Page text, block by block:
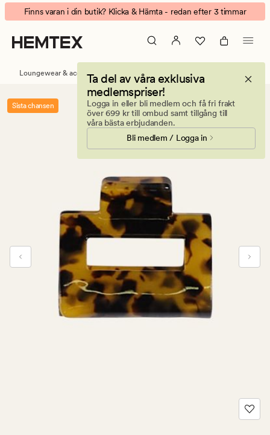
Lea
small
hårklämma
mörkbrun
Animerad
banner.
Klicka
på
att
pausa.
Finns varan i din butik? Klicka & Hämta - redan efter 3 timmar
Ta del av våra exklusiva
medlemspriser!
Logga in eller bli medlem och få fri frakt
över 699 kr till ombud samt tillgång till
våra bästa erbjudanden.
Bli medlem / Logga in
Loungewear & accessoarer Håraccessoarer
Sista chansen